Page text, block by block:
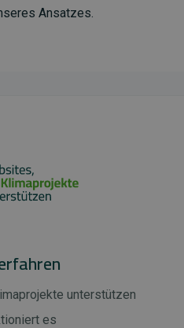
Ansatzes.
unterstützen
es